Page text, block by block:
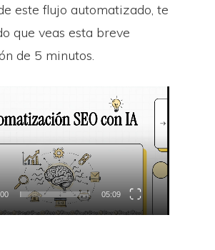
este flujo automatizado, te
que veas esta breve
de 5 minutos.
05:09